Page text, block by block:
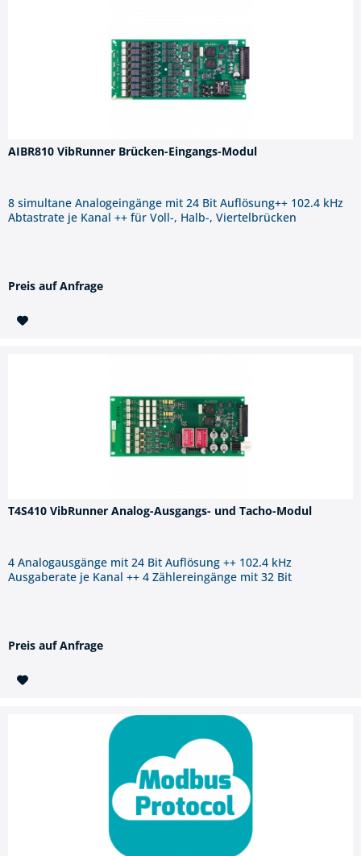
AIBR810 VibRunner Brücken-Eingangs-Modul
8 simultane Analogeingänge mit 24 Bit Auflösung++ 102.4 kHz
Abtastrate je Kanal ++ für Voll-, Halb-, Viertelbrücken
Preis auf Anfrage
T4S410 VibRunner Analog-Ausgangs- und Tacho-Modul
4 Analogausgänge mit 24 Bit Auflösung ++ 102.4 kHz
Ausgaberate je Kanal ++ 4 Zählereingänge mit 32 Bit
Preis auf Anfrage